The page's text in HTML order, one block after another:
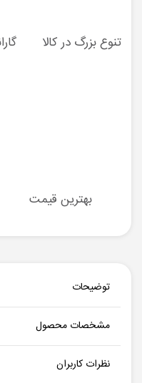
تنوع بزرگ در کالا
بهترین قیمت
توضیحات
مشخصات محصول
نظرات کاربران